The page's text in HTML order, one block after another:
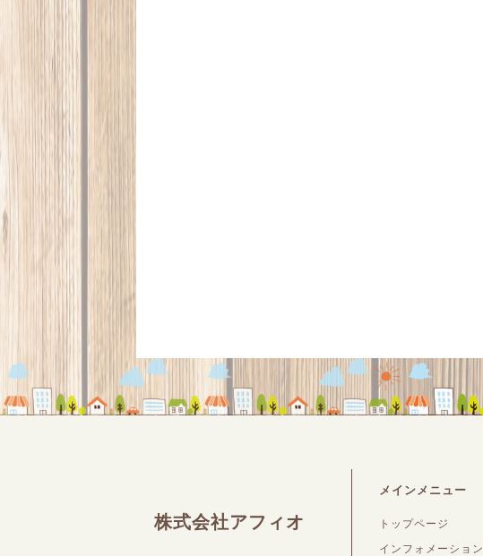
株式会社アフィオ
メインメニュー
トップページ
インフォメーション